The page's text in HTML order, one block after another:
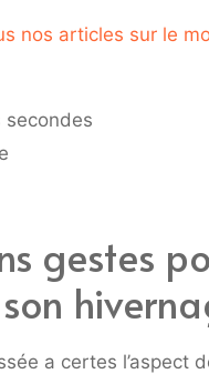
nos articles sur le
secondes
gestes
a certes l’aspect